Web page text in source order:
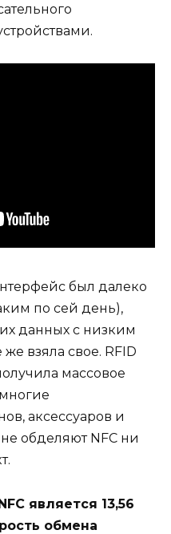
был далеко
по сей день),
данных с низким
взяла свое. RFID
массовое
аксессуаров и
обделяют NFC ни
является 13,56
обмена